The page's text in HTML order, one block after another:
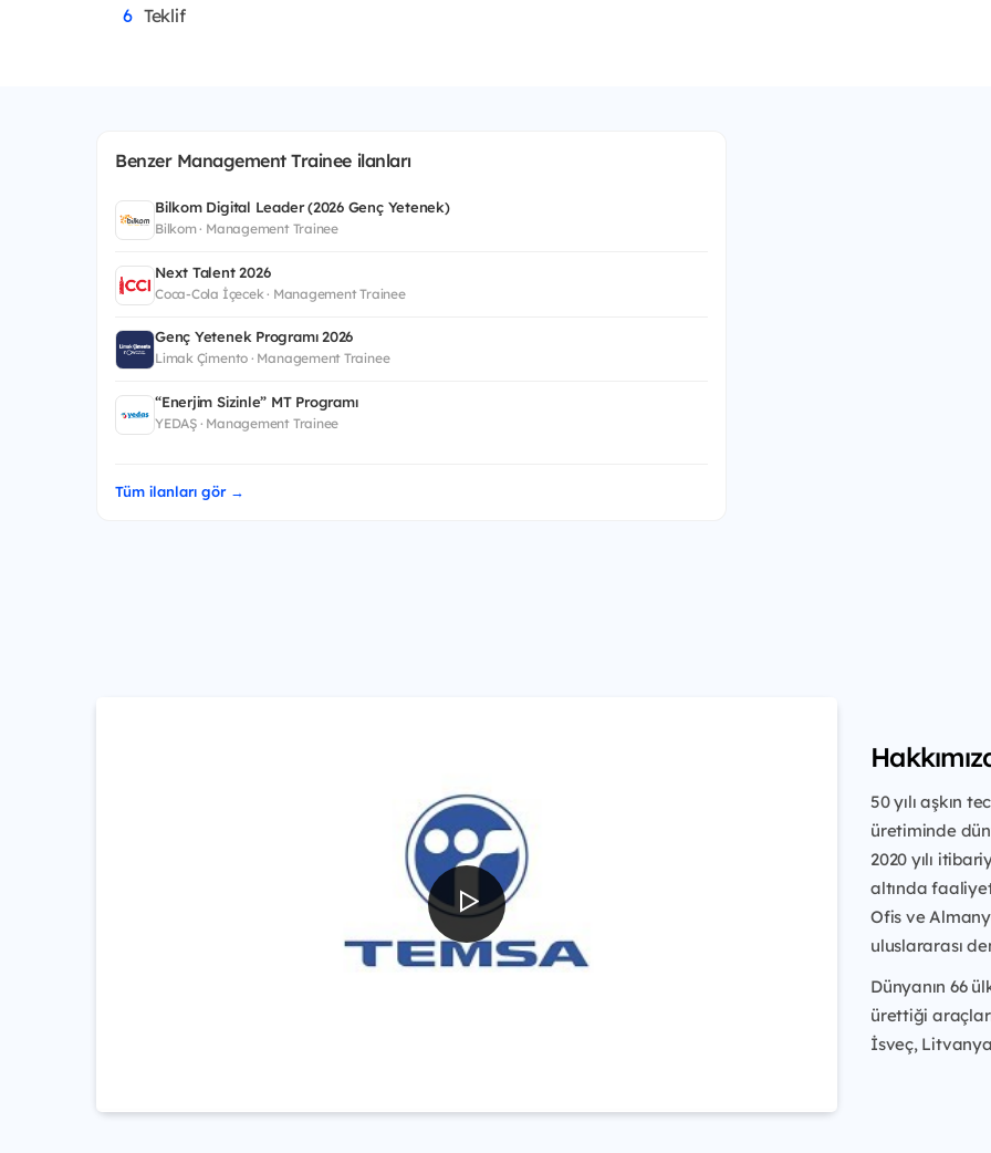
Teklif
Benzer Management Trainee ilanları
Bilkom Digital Leader (2026 Genç Yetenek)
Bilkom · Management Trainee
Next Talent 2026
Coca-Cola İçecek · Management Trainee
Genç Yetenek Programı 2026
Limak Çimento · Management Trainee
“Enerjim Sizinle” MT Programı
YEDAŞ · Management Trainee
Tüm ilanları gör →
50 yılı aşkın
üretiminde
2020 yılı
altında
Ofis ve
uluslararası
Dünyanın 66
ürettiği
İsveç,